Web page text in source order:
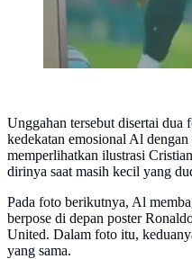
Unggahan tersebut disertai dua
kedekatan emosional Al
memperlihatkan ilustrasi
dirinya saat masih kecil yang
Pada foto berikutnya, Al
berpose di depan poster
United. Dalam foto itu,
yang sama.